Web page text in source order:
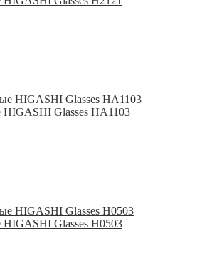
Glasses HA1103
Glasses H0503